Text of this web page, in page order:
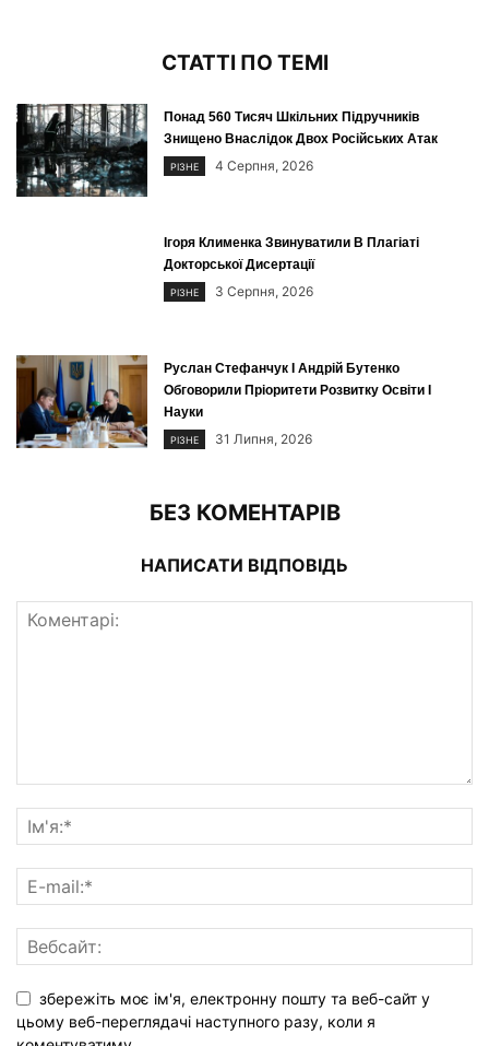
СТАТТІ ПО ТЕМІ
Понад 560 Тисяч Шкільних Підручників
Знищено Внаслідок Двох Російських Атак
РІЗНЕ 4 Серпня, 2026
Ігоря Клименка Звинуватили В Плагіаті
Докторської Дисертації
РІЗНЕ 3 Серпня, 2026
Руслан Стефанчук І Андрій Бутенко
Обговорили Пріоритети Розвитку Освіти І
Науки
РІЗНЕ 31 Липня, 2026
БЕЗ КОМЕНТАРІВ
НАПИСАТИ ВІДПОВІДЬ
збережіть моє ім'я, електронну пошту та веб-сайт у
цьому веб-переглядачі наступного разу, коли я